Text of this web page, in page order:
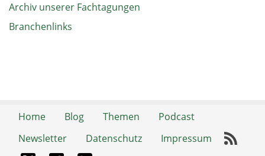
Archiv unserer Fachtagungen
Branchenlinks
Home Blog Themen
Podcast
Newsletter
Datenschutz Impressum